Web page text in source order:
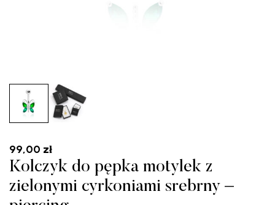
99,00 zł
Kolczyk do pępka motylek z
zielonymi cyrkoniami srebrny –